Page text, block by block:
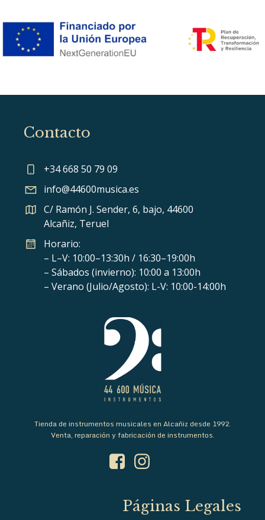
Contacto
+34 668 50 79 09
info@44600musica.es
C/ Ramón J. Sender, 6, bajo, 44600
Alcañiz, Teruel
Horario:
– L–V: 10:00–13:30h / 16:30–19:00h
– Sábados (invierno): 10:00 a 13:00h
– Verano (Julio/Agosto): L-V: 10:00-14:00h
Tienda de instrumentos musicales en Alcañiz desde 1992.
Venta, reparación y fabricación de instrumentos.
Páginas Legales